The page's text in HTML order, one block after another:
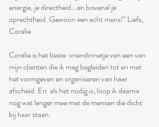
energie, je directheid...en bovenal je
oprechtheid. Gewoon een echt mens!" Liefs,
Coralie
Coralie is het beste  vriendinnetje van een van
mijn clienten die ik mag begleiden tot en met
het vormgeven en organiseren van haar
afscheid. En  als het nodig is, loop ik daarna
nog wat langer mee met de mensen die dicht
bij haar staan.